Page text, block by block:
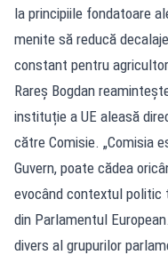
la principiile fondatoare
menite să reducă
constant pentru
Rareș Bogdan
instituție a UE aleasă
către Comisie. „Comisia
Guvern, poate cădea
evocând contextul politic
din Parlamentul
divers al grupurilor